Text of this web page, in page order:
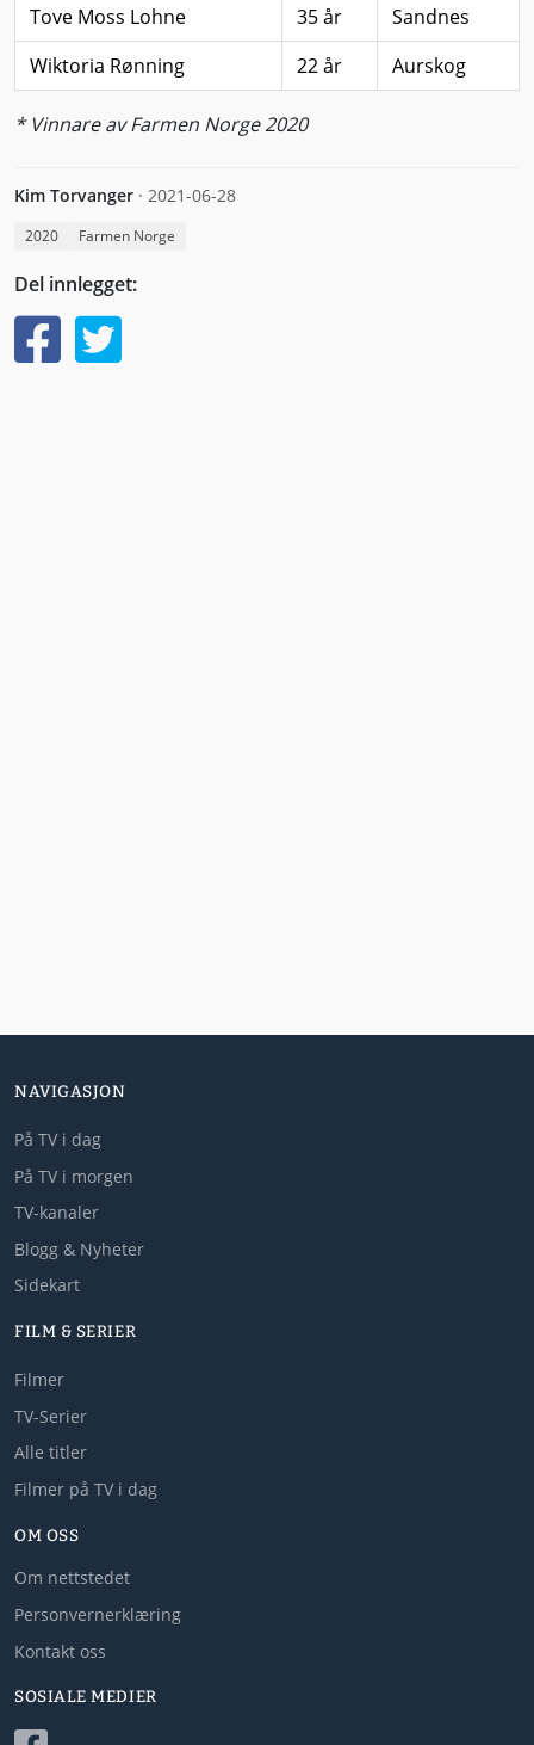
Tove Moss Lohne
35 år
Sandnes
Wiktoria Rønning
22 år Aurskog
* Vinnare av Farmen Norge 2020
Kim Torvanger · 2021-06-28
2020 Farmen Norge
Del innlegget:
NAVIGASJON
På TV i dag
På TV i morgen
TV-kanaler
Blogg & Nyheter
Sidekart
FILM & SERIER
Filmer
TV-Serier
Alle titler
Filmer på TV i dag
OM OSS
Om nettstedet
Personvernerklæring
Kontakt oss
SOSIALE MEDIER